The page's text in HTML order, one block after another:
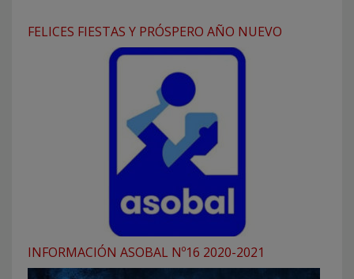
FELICES FIESTAS Y PRÓSPERO AÑO NUEVO
INFORMACIÓN ASOBAL Nº16 2020-2021